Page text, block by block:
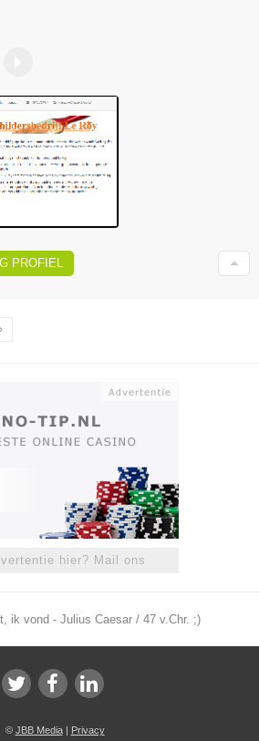
PROFIEL
hier? Mail ons
ik vond - Julius Caesar / 47 v.Chr. ;)
© JBB Media| Privacy